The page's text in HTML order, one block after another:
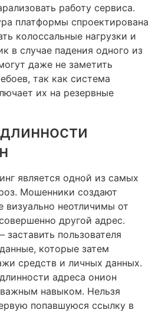
работу сервиса.
платформы спроектирована
колоссальные нагрузки и
в случае падения одного из
даже не заметить
так как система
их на резервные
является одной из самых
Мошенники создают
неотличимы от
другой адрес.
заставить пользователя
которые затем
средств и личных данных.
адреса онион
навыком. Нельзя
попавшуюся ссылку в